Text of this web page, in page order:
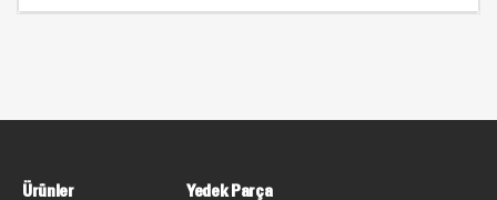
Ürünler Yedek Parça